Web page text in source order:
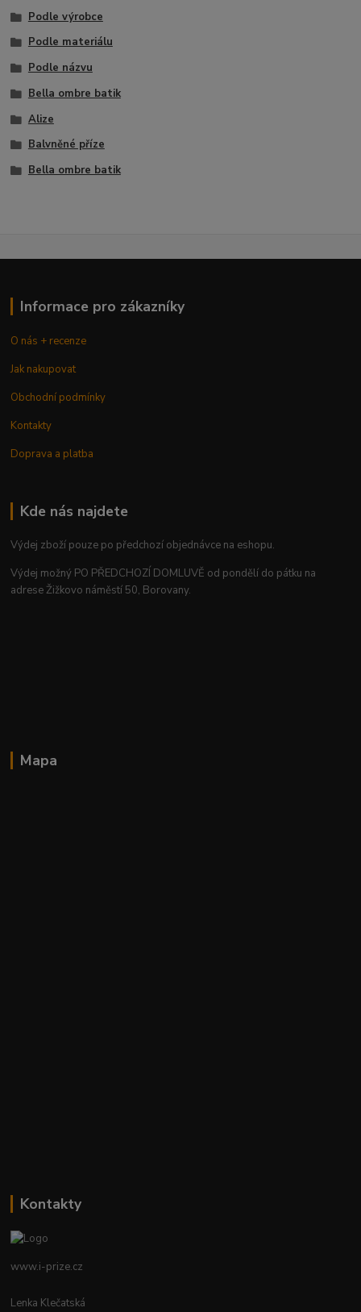
Podle výrobce
Podle materiálu
Podle názvu
Bella ombre batik
Alize
Balvněné příze
Bella ombre batik
Informace pro zákazníky
O nás + recenze
Jak nakupovat
Obchodní podmínky
Kontakty
Doprava a platba
Kde nás najdete
Výdej zboží pouze po předchozí objednávce na eshopu.
Výdej možný PO PŘEDCHOZÍ DOMLUVĚ od pondělí do pátku na
adrese Žižkovo náměstí 50, Borovany.
Mapa
Kontakty
www.i-prize.cz
Lenka Klečatská